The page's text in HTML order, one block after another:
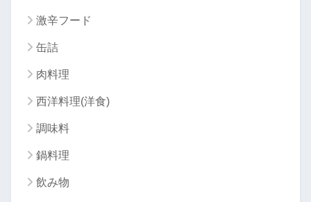
激辛フード
缶詰
肉料理
西洋料理(洋食)
調味料
鍋料理
飲み物